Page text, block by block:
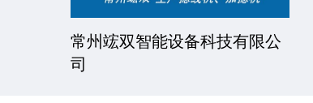
常州竤双智能设备科技有限公
司